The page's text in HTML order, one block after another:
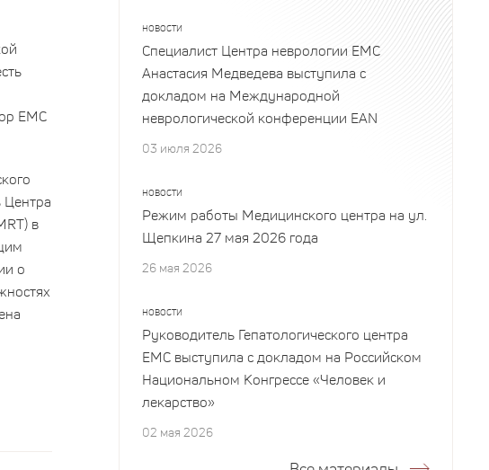
EMC
Центра
в
о
НОВОСТИ
Специалист Центра неврологии EMC
Анастасия Медведева выступила с
докладом на Международной
неврологической конференции EAN
03 июля 2026
НОВОСТИ
Режим работы Медицинского центра на ул.
Щепкина 27 мая 2026 года
26 мая 2026
НОВОСТИ
Руководитель Гепатологического центра
EMC выступила с докладом на Российском
Национальном Конгрессе «Человек и
лекарство»
02 мая 2026